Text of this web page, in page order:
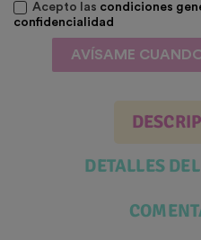
Acepto las condiciones
confidencialidad
AVÍSAME
DETALLES